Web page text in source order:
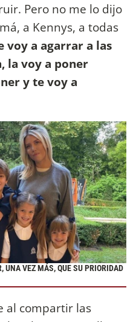
Pero no me lo dijo
a Kennys, a todas
voy a agarrar a las
la voy a poner
y te voy a
UNA VEZ MÁS, QUE SU PRIORIDAD
al compartir las